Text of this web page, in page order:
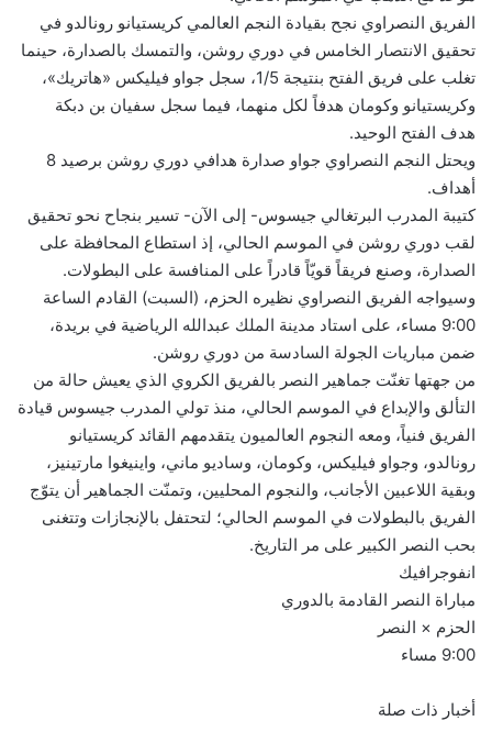
الفريق النصراوي نجح بقيادة النجم العالمي كريستيانو رونالدو في
تحقيق الانتصار الخامس في دوري روشن، والتمسك بالصدارة، حينما
تغلب على فريق الفتح بنتيجة 1/5، سجل جواو فيليكس «هاتريك»،
وكريستيانو وكومان هدفاً لكل منهما، فيما سجل سفيان بن دبكة
هدف الفتح الوحيد.
ويحتل النجم النصراوي جواو صدارة هدافي دوري روشن برصيد 8
أهداف.
كتيبة المدرب البرتغالي جيسوس- إلى الآن- تسير بنجاح نحو تحقيق
لقب دوري روشن في الموسم الحالي، إذ استطاع المحافظة على
الصدارة، وصنع فريقاً قويّاً قادراً على المنافسة على البطولات.
وسيواجه الفريق النصراوي نظيره الحزم، (السبت) القادم الساعة
9:00 مساء، على استاد مدينة الملك عبدالله الرياضية في بريدة،
ضمن مباريات الجولة السادسة من دوري روشن.
من جهتها تغنّت جماهير النصر بالفريق الكروي الذي يعيش حالة من
التألق والإبداع في الموسم الحالي، منذ تولي المدرب جيسوس قيادة
الفريق فنياً، ومعه النجوم العالميون يتقدمهم القائد كريستيانو
رونالدو، وجواو فيليكس، وكومان، وساديو ماني، واينيغوا مارتينيز،
وبقية اللاعبين الأجانب، والنجوم المحليين، وتمنّت الجماهير أن يتوّج
الفريق بالبطولات في الموسم الحالي؛ لتحتفل بالإنجازات وتتغنى
بحب النصر الكبير على مر التاريخ.
انفوجرافيك
مباراة النصر القادمة بالدوري
الحزم × النصر
9:00 مساء
أخبار ذات صلة